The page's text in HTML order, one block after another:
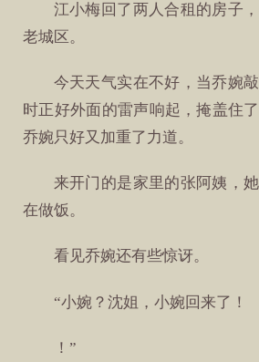
江小梅回了两人合租的房子
老城区。
今天天气实在不好，当乔婉
时正好外面的雷声响起，掩盖住
乔婉只好又加重了力道。
来开门的是家里的张阿姨，
在做饭。
看见乔婉还有些惊讶。
“小婉？沈姐，小婉回来了！
！”